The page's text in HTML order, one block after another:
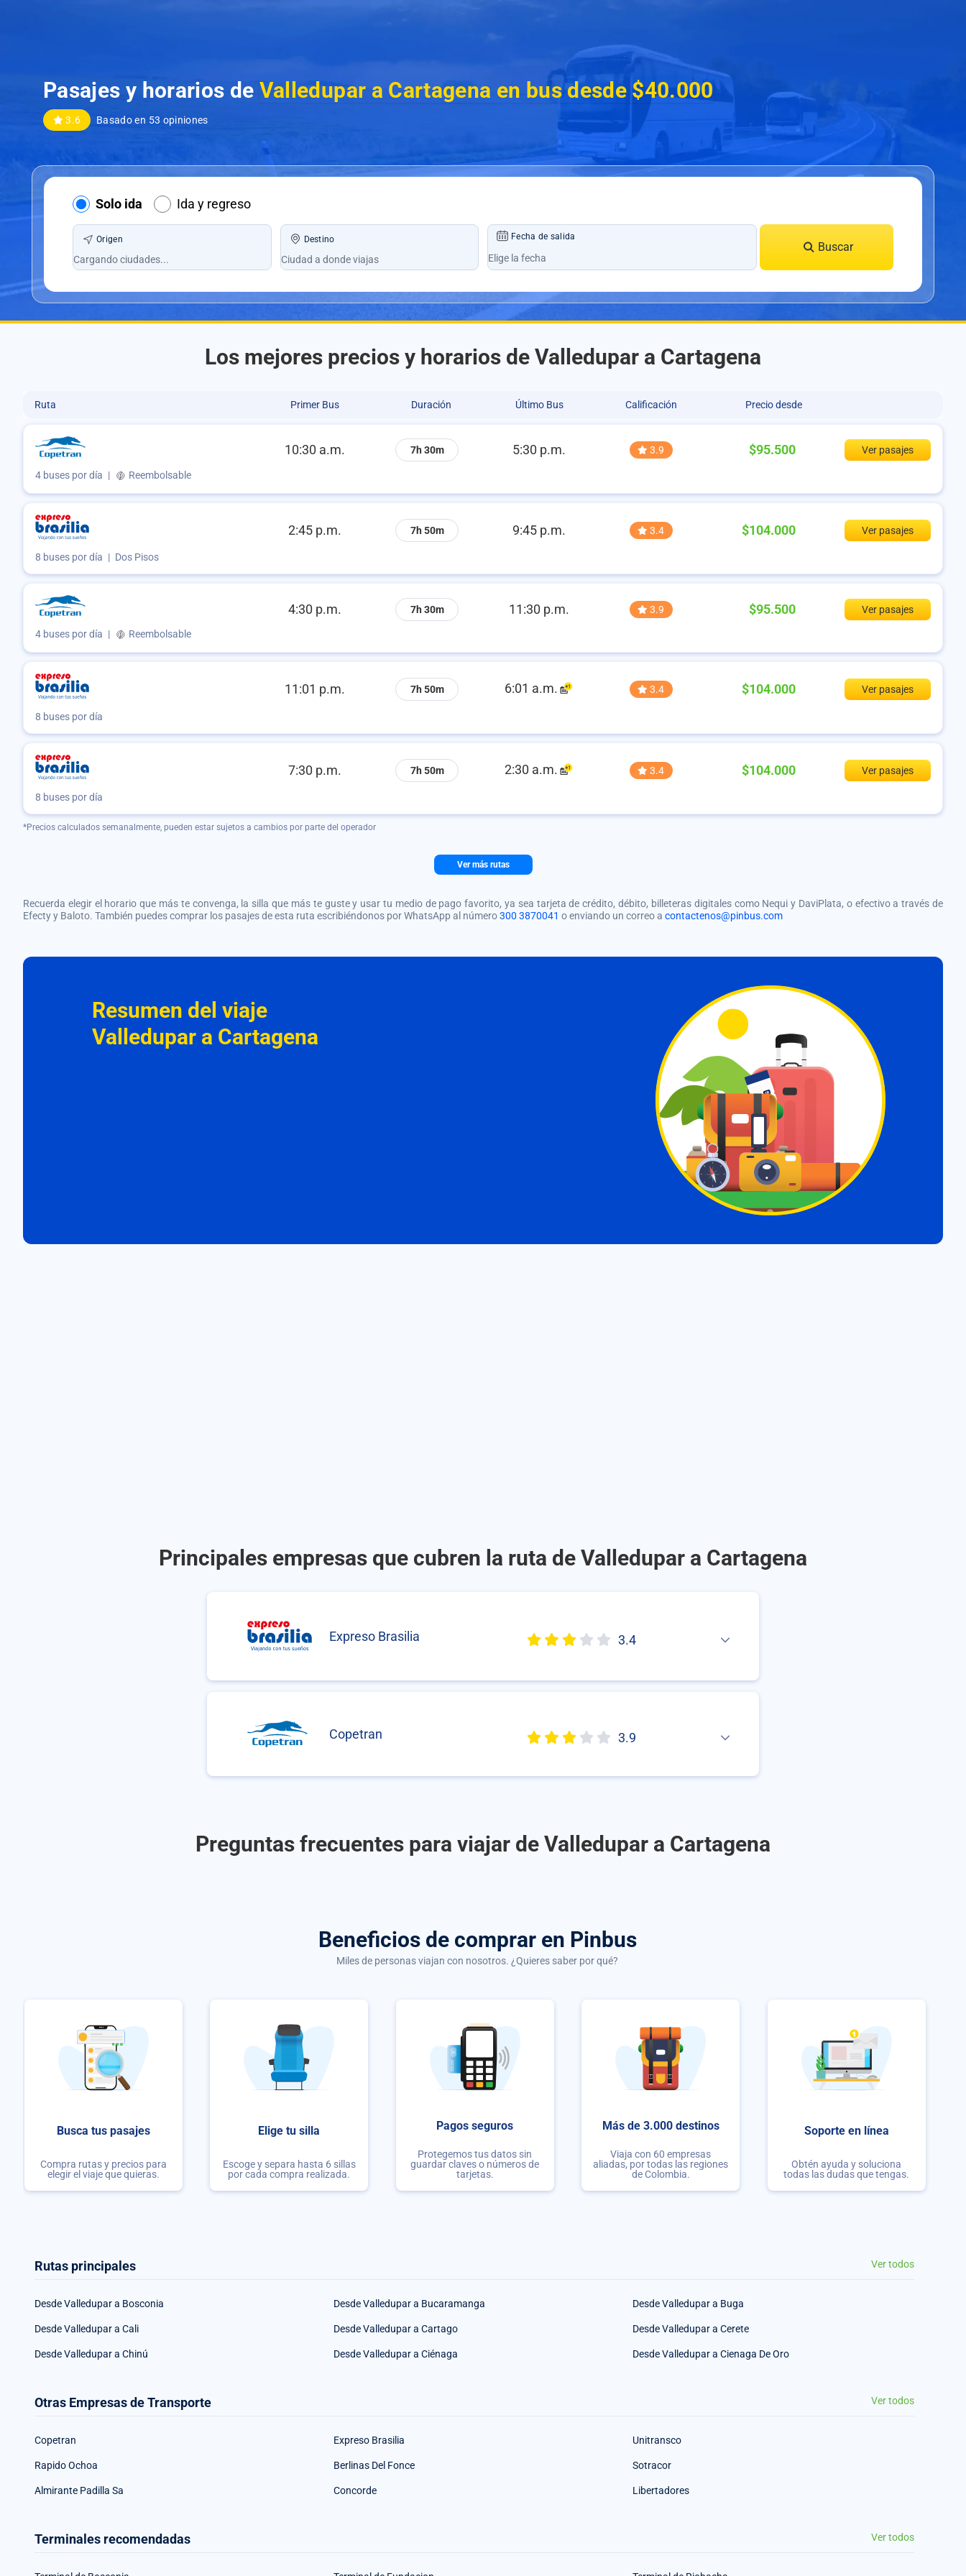
Pasajes y horarios de Valledupar a Cartagena en bus desde $40.000
3.6 Basado en 53 opiniones
Solo ida Ida y regreso
Origen Destino Fecha de salida
Buscar
Los mejores precios y horarios de Valledupar a Cartagena
Ruta Primer Bus Duración Último Bus Calificación Precio desde
10:30 a.m. 7h 30m 5:30 p.m. 3.9 $95.500 Ver pasajes
4 buses por día | Reembolsable
2:45 p.m. 7h 50m 9:45 p.m. 3.4 $104.000 Ver pasajes
8 buses por día | Dos Pisos
4:30 p.m. 7h 30m 11:30 p.m. 3.9 $95.500 Ver pasajes
4 buses por día | Reembolsable
11:01 p.m. 7h 50m 6:01 a.m. 3.4 $104.000 Ver pasajes
8 buses por día
7:30 p.m. 7h 50m 2:30 a.m. 3.4 $104.000 Ver pasajes
8 buses por día
*Precios calculados semanalmente, pueden estar sujetos a cambios por parte del operador
Ver más rutas
Recuerda elegir el horario que más te convenga, la silla que más te guste y usar tu medio de pago favorito, ya sea tarjeta de crédito, débito, billeteras digitales como Nequi y DaviPlata, o efectivo a través de
Efecty y Baloto. También puedes comprar los pasajes de esta ruta escribiéndonos por WhatsApp al número300 3870041 o enviando un correo a contactenos@pinbus.com
Resumen del viaje
Valledupar a Cartagena
Principales empresas que cubren la ruta de Valledupar a Cartagena
Expreso Brasilia 3.4
Copetran 3.9
Preguntas frecuentes para viajar de Valledupar a Cartagena
Beneficios de comprar en Pinbus
Miles de personas viajan con nosotros. ¿Quieres saber por qué?
Busca tus pasajes
Compra rutas y precios para
elegir el viaje que quieras.
Elige tu silla
Escoge y separa hasta 6 sillas
por cada compra realizada.
Pagos seguros
Protegemos tus datos sin
guardar claves o números de
tarjetas.
Más de 3.000 destinos
Viaja con 60 empresas
aliadas, por todas las regiones
de Colombia.
Soporte en línea
Obtén ayuda y soluciona
todas las dudas que tengas.
Rutas principales Ver todos
Desde Valledupar a Bosconia Desde Valledupar a Bucaramanga Desde Valledupar a Buga
Desde Valledupar a Cali Desde Valledupar a Cartago Desde Valledupar a Cerete
Desde Valledupar a Chinú Desde Valledupar a Ciénaga Desde Valledupar a Cienaga De Oro
Otras Empresas de Transporte Ver todos
Copetran Expreso Brasilia Unitransco
Rapido Ochoa Berlinas Del Fonce Sotracor
Almirante Padilla Sa Concorde Libertadores
Terminales recomendadas Ver todos